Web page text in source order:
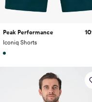
Peak Performance
Iconiq Shorts